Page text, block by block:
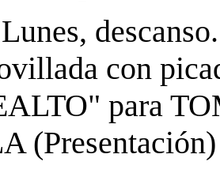
con
para